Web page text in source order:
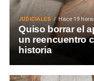
JUDICIALES Hace 19
Quiso borrar el
un reencuentro
historia